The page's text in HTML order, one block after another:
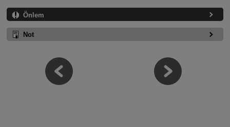
Önlem
Not